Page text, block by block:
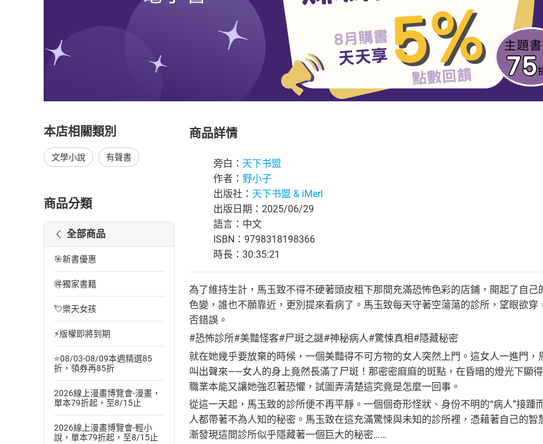
本店相關類別
文學小說 有聲書
商品分類
全部商品
🎯新書優惠
🉐獨家書籍
💘樂天女孩
⚡版權即將到期
⭐08/03-08/09本週精選85
折，領券再85折
2026線上漫畫博覽會-漫畫，
單本79折起，至8/15止
2026線上漫畫博覽會-輕小
說，單本79折起，至8/15止
商品詳情
旁白： 天下书盟
作者： 野小子
出版社： 天下书盟 & iMerl
出版日期：2025/06/29
語言：中文
ISBN：9798318198366
時長：30:35:21
為了維持生計，馬玉致不得不硬著頭皮租下那間充滿恐怖色彩的店鋪，開起了自
色變，誰也不願靠近，更別提來看病了。馬玉致每天守著空蕩蕩的診所，望眼欲
否錯誤。
#恐怖診所#美豔怪客#尸斑之謎#神秘病人#驚悚真相#隱藏秘密
就在她幾乎要放棄的時候，一個美豔得不可方物的女人突然上門。這女人一進門
叫出聲來——女人的身上竟然長滿了尸斑！那密密麻麻的斑點，在昏暗的燈光下顯
職業本能又讓她強忍著恐懼，試圖弄清楚這究竟是怎麼一回事。
從這一天起，馬玉致的診所便不再平靜。一個個奇形怪狀、身份不明的“病人”接
人都帶著不為人知的秘密。馬玉致在這充滿驚悚與未知的診所裡，憑藉著自己的
漸發現這間診所似乎隱藏著一個巨大的秘密……